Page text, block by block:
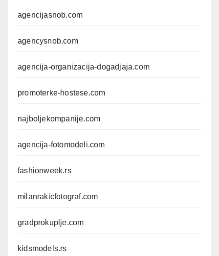
agencijasnob.com
agencysnob.com
agencija-organizacija-dogadjaja.com
promoterke-hostese.com
najboljekompanije.com
agencija-fotomodeli.com
fashionweek.rs
milanrakicfotograf.com
gradprokuplje.com
kidsmodels.rs